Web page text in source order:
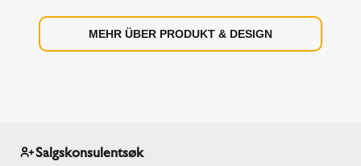
MEHR ÜBER PRODUKT & DESIGN
Salgskonsulentsøk